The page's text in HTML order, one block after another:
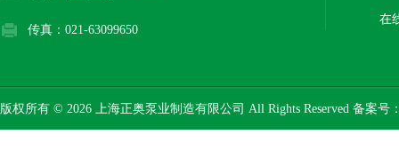
传真：021-63099650
在
版权所有 © 2026 上海正奥泵业制造有限公司 All Rights Reserved 备案号